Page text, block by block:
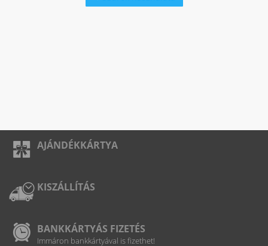
AJÁNDÉKKÁRTYA
KISZÁLLÍTÁS
BANKKÁRTYÁS FIZETÉS
Immáron bankkártyával is fizethet!